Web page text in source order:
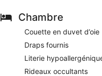
Chambre
Couette en duvet d’oie
Draps fournis
Literie
Rideaux occultants